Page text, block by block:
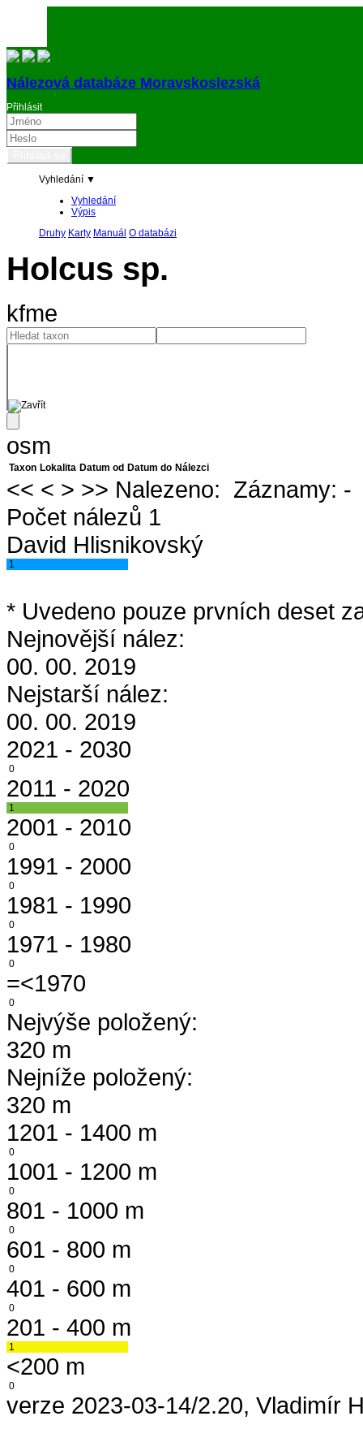
Nálezová databáze Moravskoslezská
Přihlásit
Vyhledání ▼
Vyhledání
Výpis
Druhy Karty Manuál O databázi
Holcus sp.
kfme
osm
Taxon Lokalita Datum od Datum do Nálezci
<< < > >> Nalezeno: Záznamy: -
Počet nálezů 1
David Hlisnikovský
1
* Uvedeno pouze prvních deset
Nejnovější nález:
00. 00. 2019
Nejstarší nález:
00. 00. 2019
2021 - 2030
0
2011 - 2020
1
2001 - 2010
0
1991 - 2000
0
1981 - 1990
0
1971 - 1980
0
=<1970
0
Nejvýše položený:
320 m
Nejníže položený:
320 m
1201 - 1400 m
0
1001 - 1200 m
0
801 - 1000 m
0
601 - 800 m
0
401 - 600 m
0
201 - 400 m
1
<200 m
0
verze 2023-03-14/2.20, Vladimír